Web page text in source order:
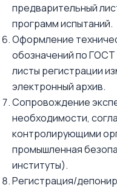
предварительный
программ испытаний.
Оформление
обозначений по ГОСТ
листы регистрации
электронный архив.
Сопровождение
необходимости,
контролирующими
промышленная
институты).
Регистрация/